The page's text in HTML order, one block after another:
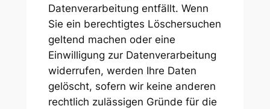
Datenverarbeitung entfällt. Wenn
Sie ein berechtigtes Löschersuchen
geltend machen oder eine
Einwilligung zur Datenverarbeitung
widerrufen, werden Ihre Daten
gelöscht, sofern wir keine anderen
rechtlich zulässigen Gründe für die